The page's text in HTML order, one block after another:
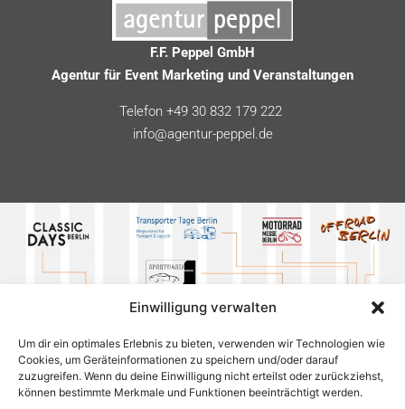
Einwilligung verwalten
Um dir ein optimales Erlebnis zu bieten, verwenden wir Technologien wie
Cookies, um Geräteinformationen zu speichern und/oder darauf
zuzugreifen. Wenn du deine Einwilligung nicht erteilst oder zurückziehst,
können bestimmte Merkmale und Funktionen beeinträchtigt werden.
F.F. Peppel GmbH
Agentur für Event Marketing und Veranstaltungen
Telefon +49 30 832 179 222
info@agentur-peppel.de